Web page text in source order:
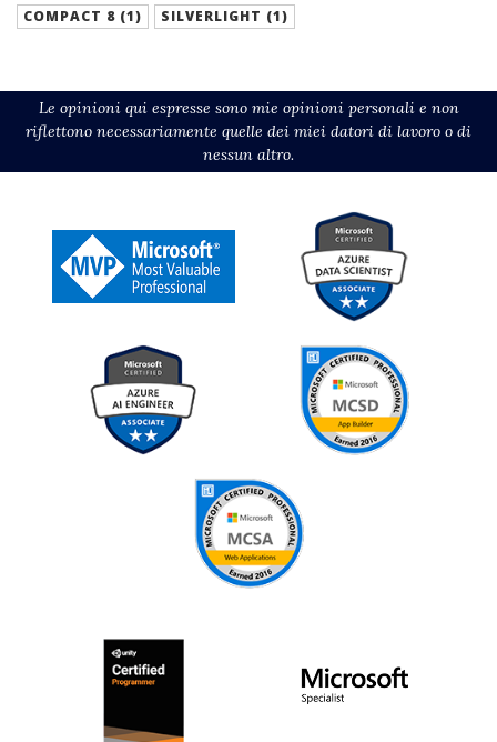
COMPACT 8 (1)
SILVERLIGHT (1)
Le opinioni qui espresse sono mie opinioni personali e non
riflettono necessariamente quelle dei miei datori di lavoro o di
nessun altro.